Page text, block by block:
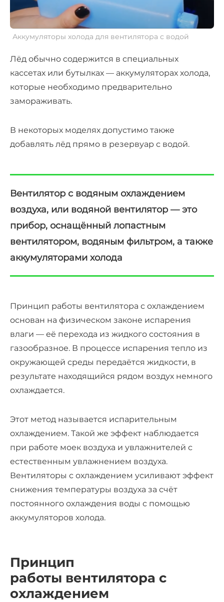
Аккумуляторы холода для вентилятора с водой
Лёд обычно содержится в специальных
кассетах или бутылках — аккумуляторах холода,
которые необходимо предварительно
замораживать.
В некоторых моделях допустимо также
добавлять лёд прямо в резервуар с водой.
Вентилятор с водяным охлаждением
воздуха, или водяной вентилятор — это
прибор, оснащённый лопастным
вентилятором, водяным фильтром, а также
аккумуляторами холода
Принцип работы вентилятора с охлаждением
основан на физическом законе испарения
влаги — её перехода из жидкого состояния в
газообразное. В процессе испарения тепло из
окружающей среды передаётся жидкости, в
результате находящийся рядом воздух немного
охлаждается.
Этот метод называется испарительным
охлаждением. Такой же эффект наблюдается
при работе моек воздуха и увлажнителей с
естественным увлажнением воздуха.
Вентиляторы с охлаждением усиливают эффект
снижения температуры воздуха за счёт
постоянного охлаждения воды с помощью
аккумуляторов холода.
Принцип
работы вентилятора с
охлаждением